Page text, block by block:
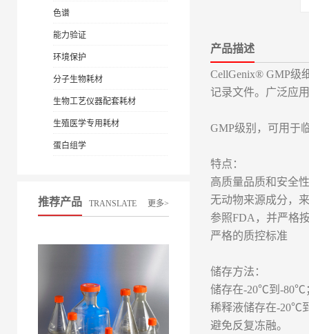
色谱
能力验证
环境保护
分子生物耗材
生物工艺仪器配套耗材
生殖医学专用耗材
蛋白组学
推荐产品 TRANSLATE 更多>
产品描述
CellGenix® GMP级
记录文件。广泛应
GMP级别，可用于
特点：
高质量品质和安全
无动物来源成分，
参照FDA，并严格
严格的质控标准
储存方法：
储存在-20℃到-80℃
稀释液储存在-20℃
避免反复冻融。